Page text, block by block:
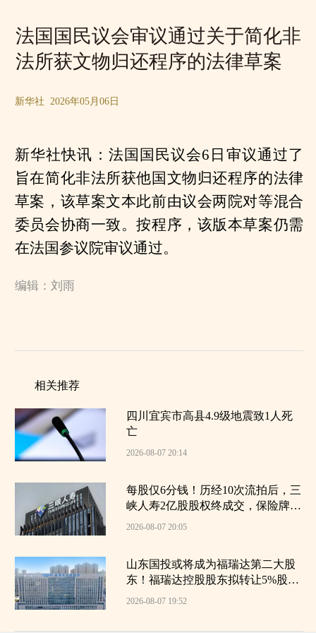
法国国民议会审议通过关于简化非
法所获文物归还程序的法律草案
新华社 2026年05月06日
新华社快讯：法国国民议会6日审议通过了
旨在简化非法所获他国文物归还程序的法律
草案，该草案文本此前由议会两院对等混合
委员会协商一致。按程序，该版本草案仍需
在法国参议院审议通过。
编辑：刘雨
相关推荐
四川宜宾市高县4.9级地震致1人死
亡
2026-08-07 20:14
每股仅6分钱！历经10次流拍后，三
峡人寿2亿股股权终成交，保险牌照
为何遇冷？｜大鱼财经
2026-08-07 20:05
山东国投或将成为福瑞达第二大股
东！福瑞达控股股东拟转让5%股份
引入战略投资方
2026-08-07 19:52